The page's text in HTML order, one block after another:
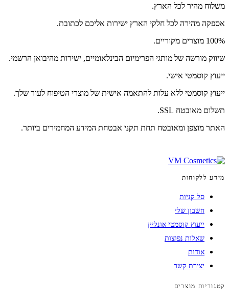
משלוח מהיר לכל הארץ.
אספקה מהירה לכל חלקי הארץ ישירות אליכם לכתובת.
100% מוצרים מקוריים.
שיווק מורשה של מותגי הפרימיום הבינלאומיים, ישירות מהיבואן הרשמי.
ייעוץ קוסמטי אישי.
ייעוץ קוסמטי ללא עלות להתאמה אישית של מוצרי הטיפוח לעור שלך.
תשלום מאובטח SSL.
האתר מוצפן ומאובטח תחת תקני אבטחת המידע המחמירים ביותר.
מידע ללקוחות
סל קניות
חשבון שלי
ייעוץ קוסמטי אונליין
שאלות נפוצות
אודות
יצירת קשר
קטגוריות מוצרים